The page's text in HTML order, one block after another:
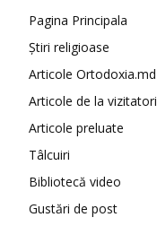
Pagina Principala
Știri religioase
Articole Ortodoxia.md
Articole de la vizitatori
Articole preluate
Tâlcuiri
Bibliotecă video
Gustări de post